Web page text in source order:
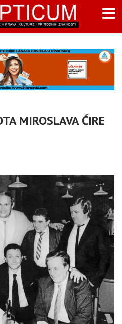
MIROSLAVA ĆIRE